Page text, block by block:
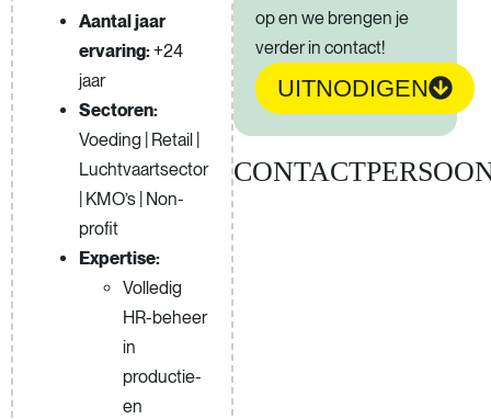
op en we brengen je
verder in contact!
UITNODIGEN
Aantal jaar
ervaring:+24
jaar
Sectoren:
Voeding | Retail |
Luchtvaartsector
| KMO’s | Non-
profit
Expertise:
Volledig
HR-beheer
in
productie-
en